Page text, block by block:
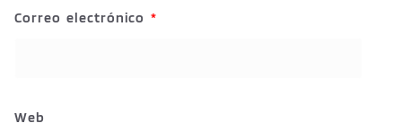
Correo electrónico*
Web